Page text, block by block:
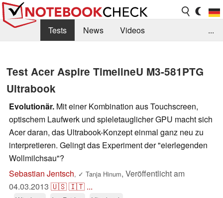
Tests News
Videos
Kaufberatung
Deals Suche
Jobs
Forum
...
Test Acer Aspire TimelineU M3-581PTG
Ultrabook
Evolutionär. Mit einer Kombination aus Touchscreen,
optischem Laufwerk und spieletauglicher GPU macht sich
Acer daran, das Ultrabook-Konzept einmal ganz neu zu
interpretieren. Gelingt das Experiment der "eierlegenden
Wollmilchsau"?
Sebastian Jentsch, ✓ Tanja Hinum, Veröffentlicht am
04.03.2013 🇺🇸🇮🇹 ...